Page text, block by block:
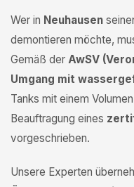
Wer in Neuhausen
demontieren möchte,
Gemäß der AwSV
Umgang mit
Tanks mit einem
Beauftragung eines
vorgeschrieben.
Unsere Experten